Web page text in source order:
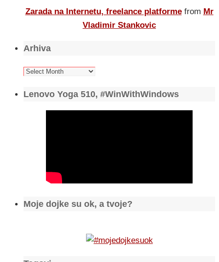
Zarada na Internetu, freelance platforme from Mr
Vladimir Stankovic
Arhiva
Arhiva
Lenovo Yoga 510, #WinWithWindows
Moje dojke su ok, a tvoje?